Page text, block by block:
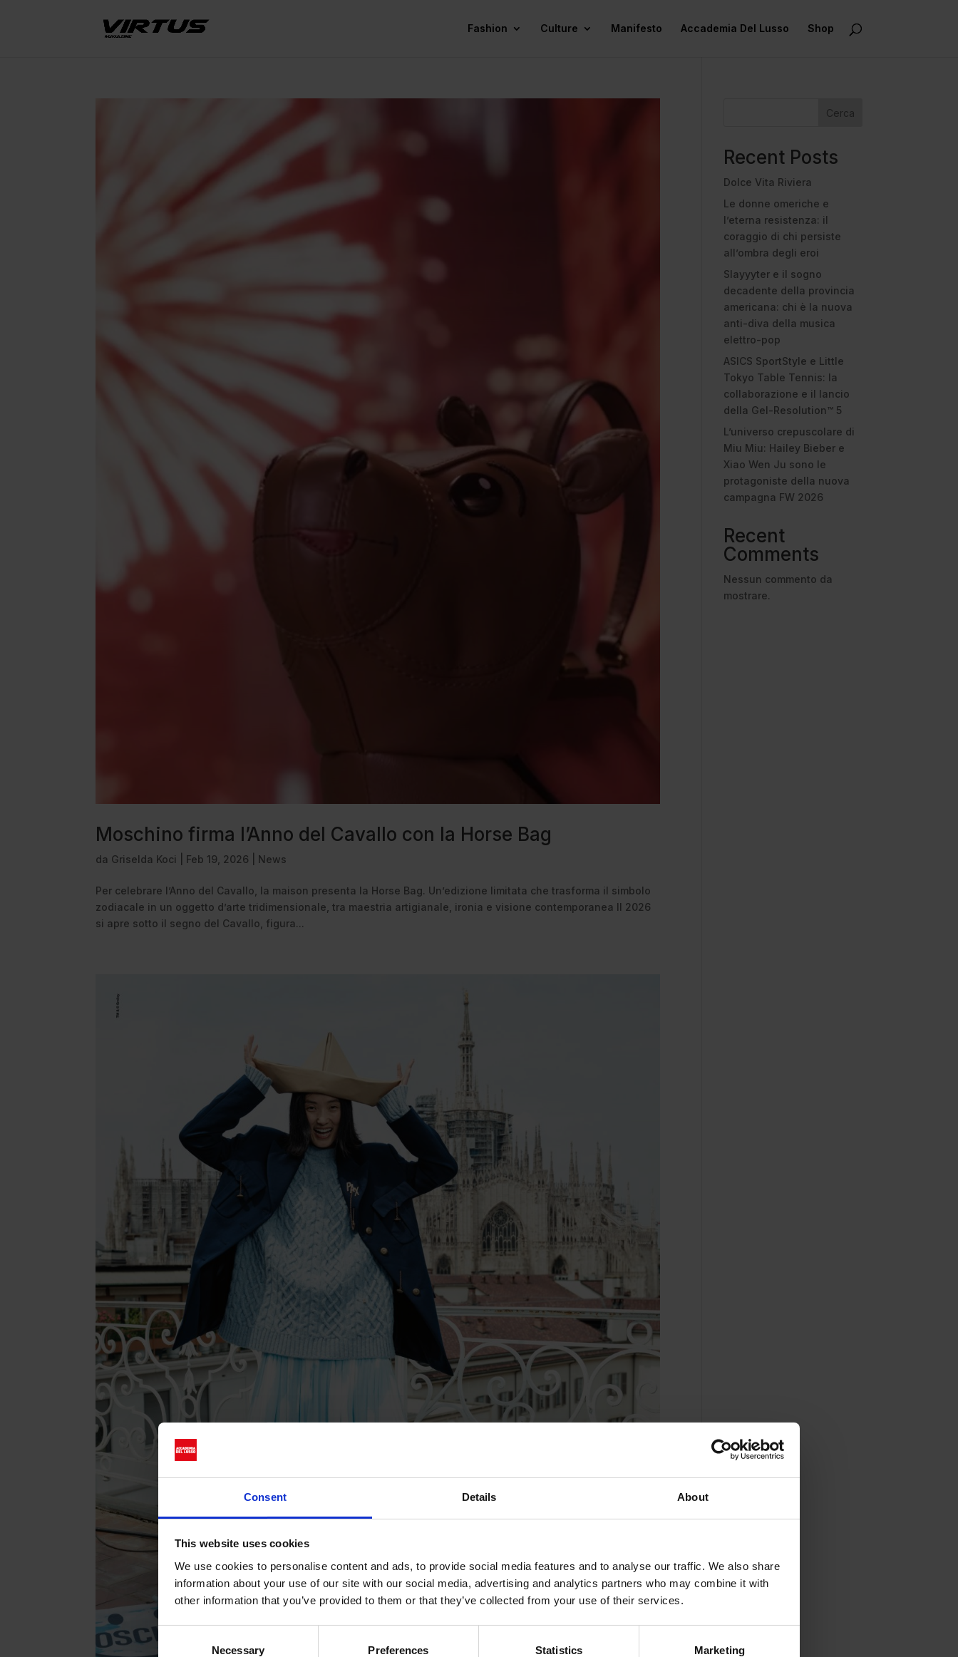
Consent Details About
This website uses cookies
We use cookies to personalise content and ads, to provide social media features and to analyse our traffic. We also share
information about your use of our site with our social media, advertising and analytics partners who may combine it with
other information that you’ve provided to them or that they’ve collected from your use of their services.
Consent
Necessary Preferences Statistics Marketing
Fashion Culture Manifesto Accademia Del Lusso Shop
Moschino firma l’Anno del Cavallo con la Horse Bag
da Griselda Koci Feb 19, 2026 News
Per celebrare l’Anno del Cavallo, la maison presenta la Horse Bag. Un’edizione limitata che trasforma il simbolo
zodiacale in un oggetto d’arte tridimensionale, tra maestria artigianale, ironia e visione contemporanea Il 2026
si apre sotto il segno del Cavallo, figura...
Cerca
Recent Posts
Dolce Vita Riviera
Le donne omeriche e
l’eterna resistenza: il
coraggio di chi persiste
all’ombra degli eroi
Slayyyter e il sogno
decadente della provincia
americana: chi è la nuova
anti-diva della musica
elettro-pop
ASICS SportStyle e Little
Tokyo Table Tennis: la
collaborazione e il lancio
della Gel-Resolution™ 5
L’universo crepuscolare di
Miu Miu: Hailey Bieber e
Xiao Wen Ju sono le
protagoniste della nuova
campagna FW 2026
Recent
Comments
Nessun commento da
mostrare.